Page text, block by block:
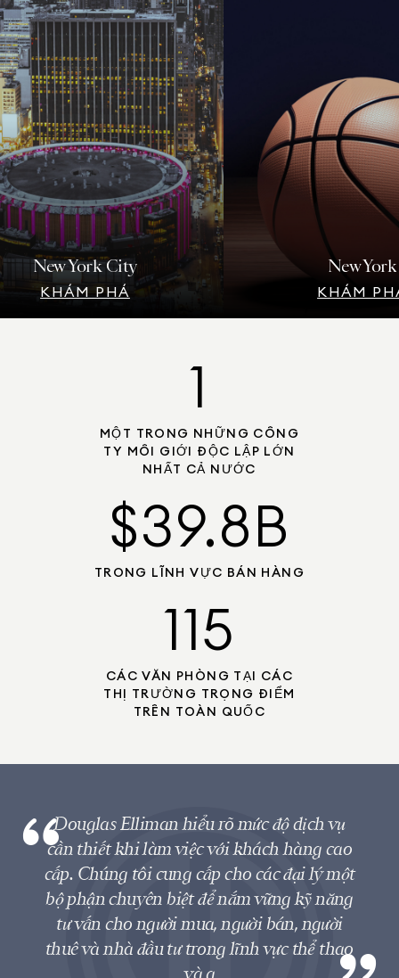
New York City
KHÁM PHÁ
New York
KHÁM PHÁ
1
MỘT TRONG NHỮNG CÔNG
TY MÔI GIỚI ĐỘC LẬP LỚN
NHẤT CẢ NƯỚC
$39.8B
TRONG LĨNH VỰC BÁN HÀNG
115
CÁC VĂN PHÒNG TẠI CÁC
THỊ TRƯỜNG TRỌNG ĐIỂM
TRÊN TOÀN QUỐC
Douglas Elliman hiểu rõ mức độ dịch vụ
cần thiết khi làm việc với khách hàng cao
cấp. Chúng tôi cung cấp cho các đại lý một
bộ phận chuyên biệt để nắm vững kỹ năng
tư vấn cho người mua, người bán, người
thuê và nhà đầu tư trong lĩnh vực thể thao